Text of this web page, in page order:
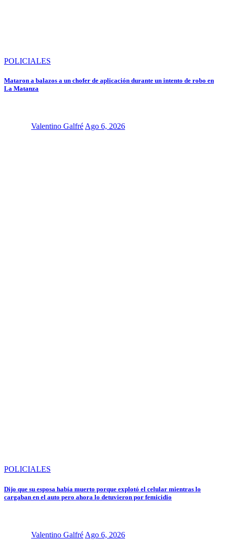
POLICIALES
Mataron a balazos a un chofer de aplicación durante un intento de robo en
La Matanza
Valentino GalfréAgo 6, 2026
POLICIALES
Dijo que su esposa había muerto porque explotó el celular mientras lo
cargaban en el auto pero ahora lo detuvieron por femicidio
Valentino Galfré Ago 6, 2026